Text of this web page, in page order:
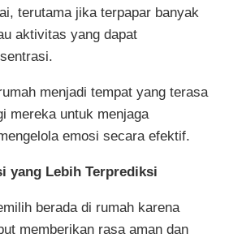
terutama jika terpapar banyak
aktivitas yang dapat
menjadi tempat yang terasa
mereka untuk menjaga
emosi secara efektif.
yang Lebih Terprediksi
berada di rumah karena
memberikan rasa aman dan